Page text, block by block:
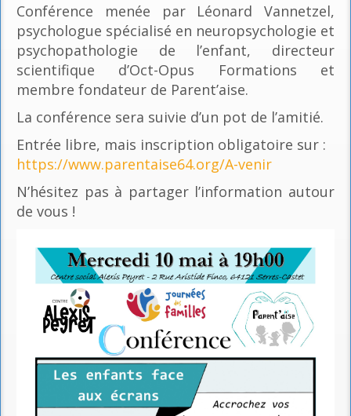
Conférence menée par Léonard Vannetzel,
psychologue spécialisé en neuropsychologie et
psychopathologie de l’enfant, directeur
scientifique d’Oct-Opus Formations et
membre fondateur de Parent’aise.
La conférence sera suivie d’un pot de l’amitié.
Entrée libre, mais inscription obligatoire sur :
https://www.parentaise64.org/A-venir
N’hésitez pas à partager l’information autour
de vous !